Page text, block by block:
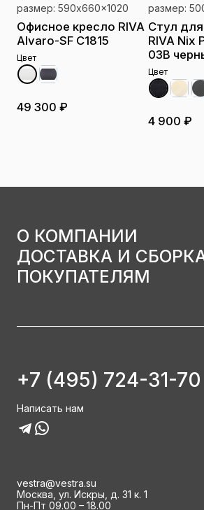
размер: 590x660x1020
Офисное кресло RIVA
Alvaro-SF С1815
Цвет
49 300 ₽
размер:
Стул
RIVA Nix
03B
Цвет
4 900 ₽
О КОМПАНИИ
ДОСТАВКА И
ПОКУПАТЕЛЯМ
+7 (495) 724-31-70
Написать нам
vestra@vestra.su
Москва, ул. Искры, д. 31 к. 1
Пн-Пт 09.00 – 18.00